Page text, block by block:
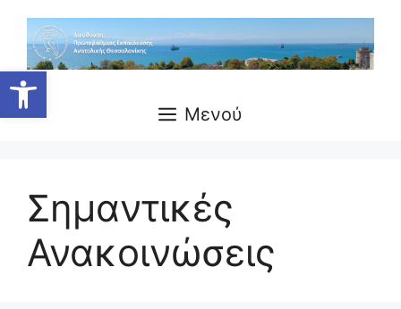
Ανοίξτε τη γραμμή εργαλείων
περιεχόμενο
Μενού
Σημαντικές
Ανακοινώσεις